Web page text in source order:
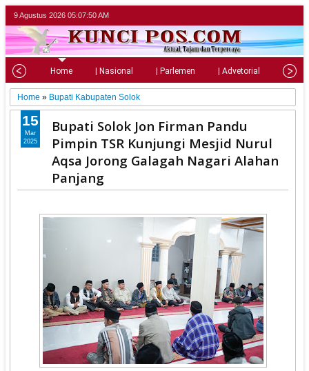
9 Agustus 2026 05:07:52 AM
Home | Nasional | Parlemen | Advetorial |
Home » Bupati Kabupaten Solok
Bupati Solok Jon Firman Pandu
Pimpin TSR Kunjungi Mesjid Nurul
Aqsa Jorong Galagah Nagari Alahan
Panjang
15
Mar
2025